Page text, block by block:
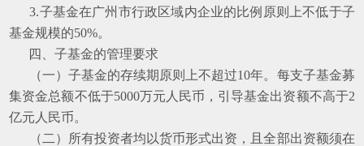
3.子基金在广州市行政区域内企业的比例原则上不低于子
基金规模的50%。
四、子基金的管理要求
（一）子基金的存续期原则上不超过10年。每支子基金募
集资金总额不低于5000万元人民币，引导基金出资额不高于2
亿元人民币。
（二）所有投资者均以货币形式出资，且全部出资额须在